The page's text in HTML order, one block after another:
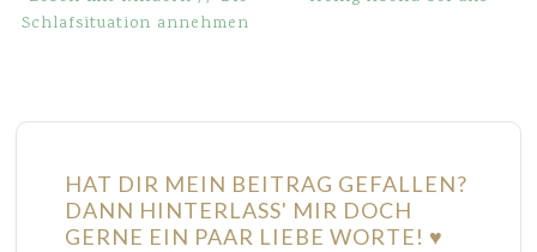
Schlafsituation annehmen
HAT DIR MEIN BEITRAG GEFALLEN?
DANN HINTERLASS' MIR DOCH
GERNE EIN PAAR LIEBE WORTE! ♥